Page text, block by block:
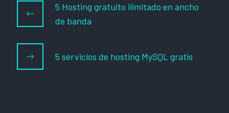
5 Hosting gratuito ilimitado en ancho
de banda
5 servicios de hosting MySQL gratis